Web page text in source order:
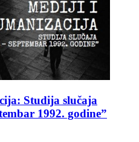
Studija slučaja
1992. godine”